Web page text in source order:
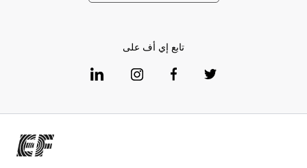
تابع إي أف على